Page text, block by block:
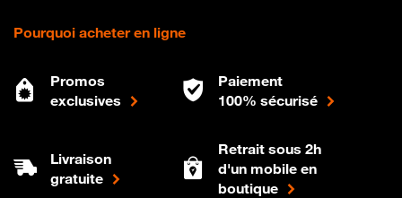
Pourquoi acheter en ligne
Promos
exclusives
Paiement
100% sécurisé
Livraison
gratuite
Retrait sous 2h
d'un mobile en
boutique